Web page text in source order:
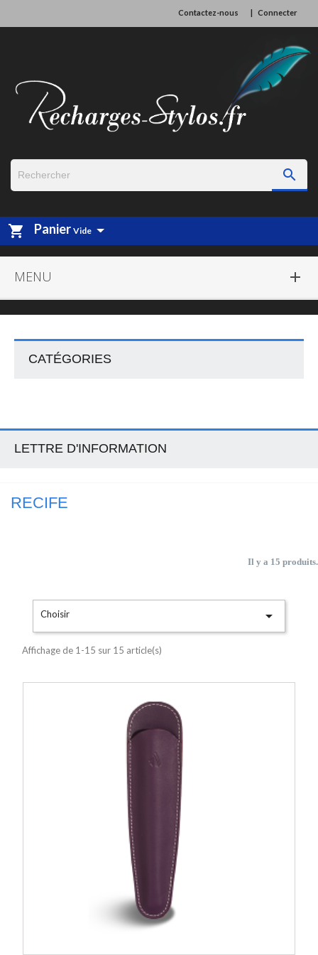
Contactez-nous Connecter

shopping_cart Panier Vide
MENU 
CATÉGORIES
LETTRE D'INFORMATION
RECIFE
Il y a 15 produits.
Choisir 
Affichage de 1-15 sur 15 article(s)